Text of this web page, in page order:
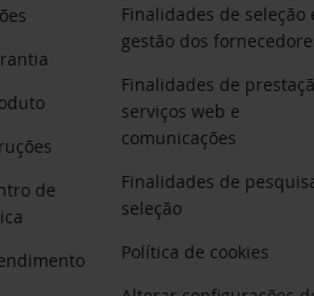
de
Finalidades de seleção
gestão dos
Finalidades de
serviços web e
comunicações
Finalidades de
seleção
Política de cookies